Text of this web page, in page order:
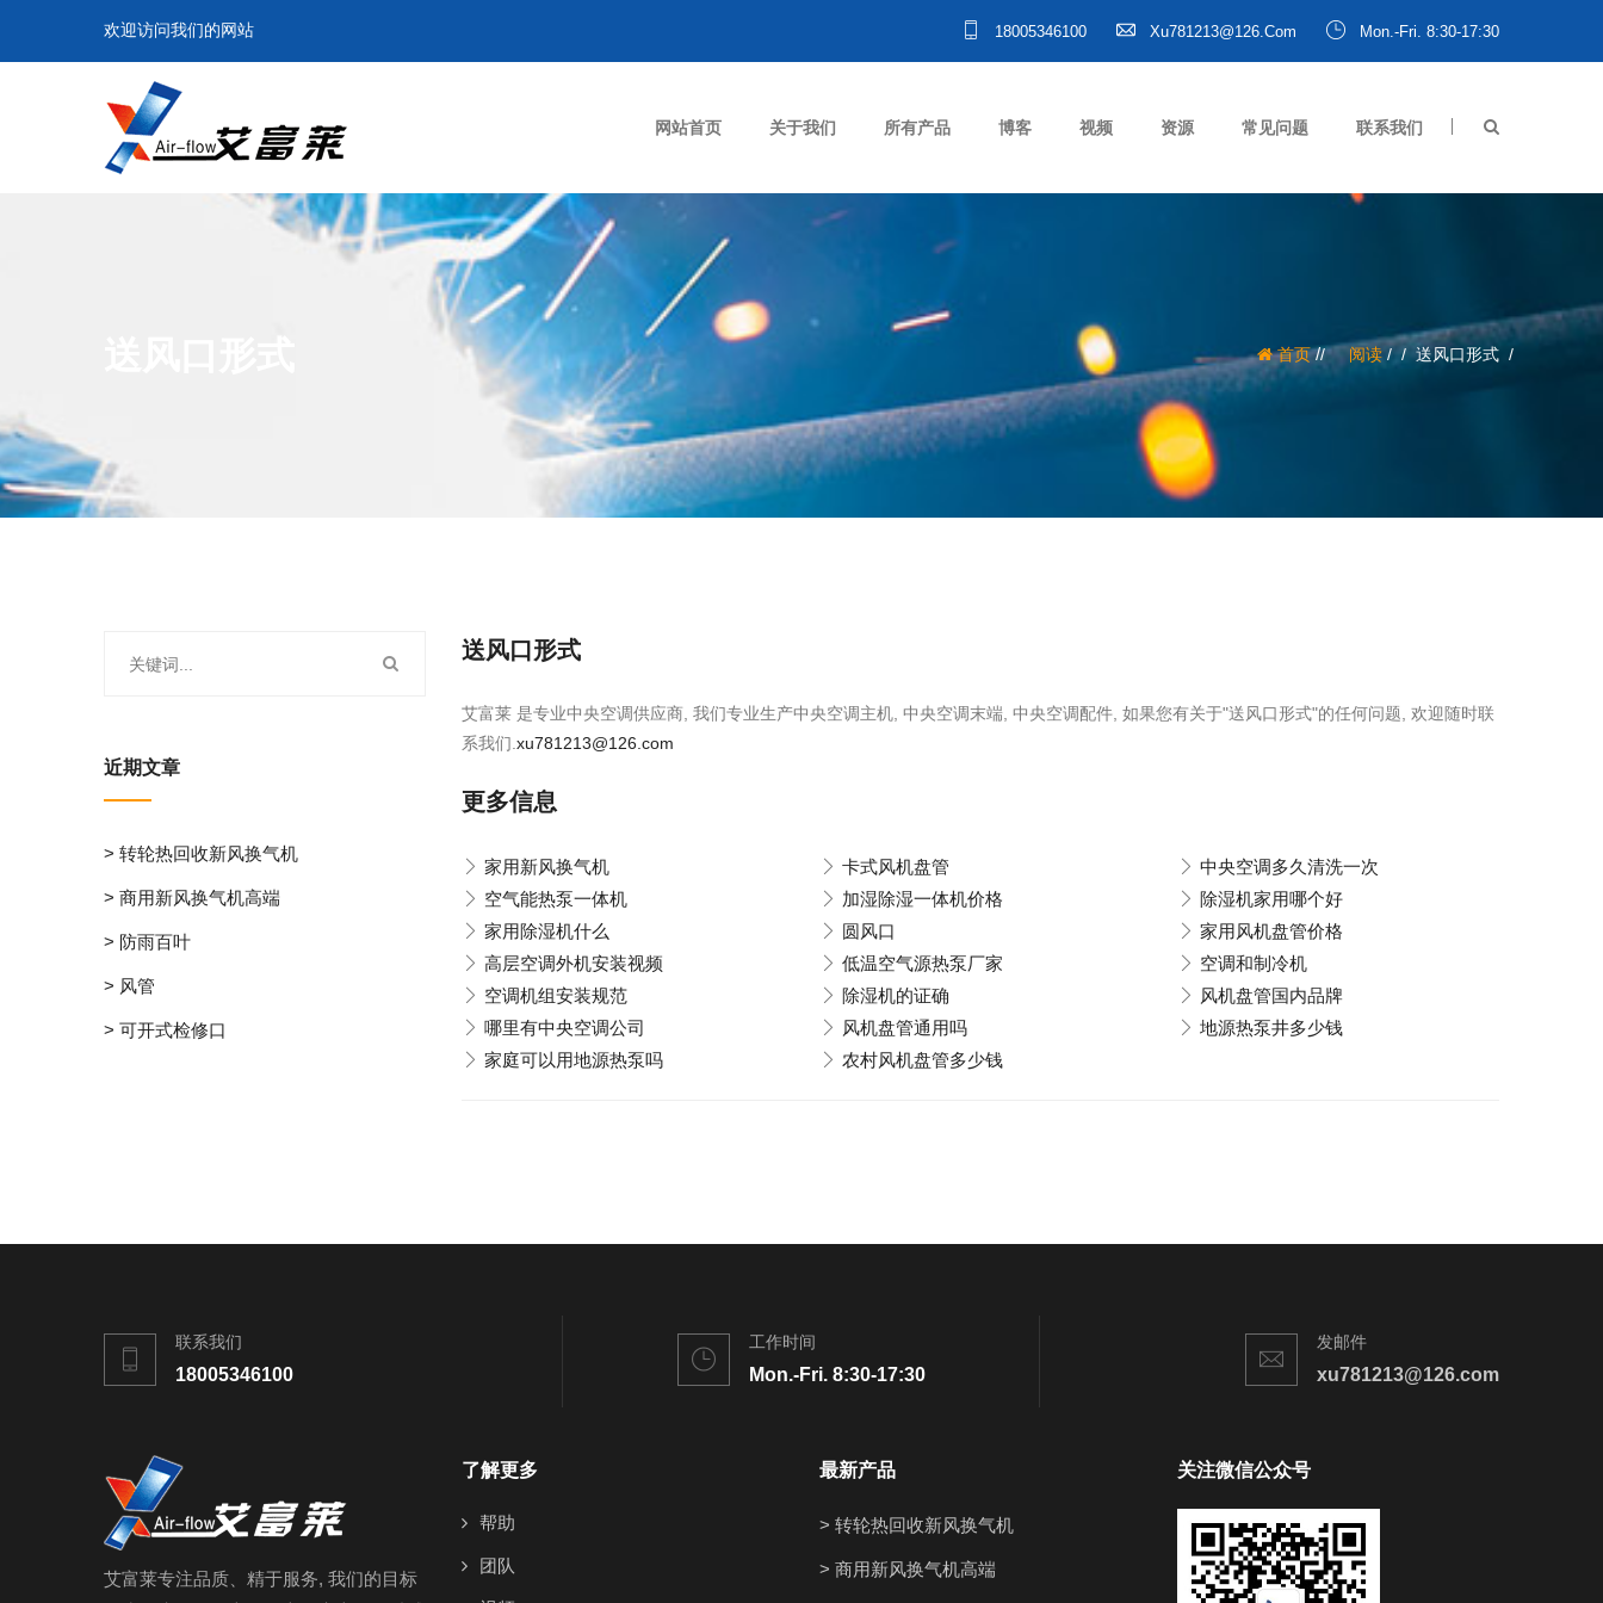
欢迎访问我们的网站 18005346100 Xu781213@126.com Mon.-Fri. 8:30-17:30
网站首页 关于我们 所有产品 博客 视频 资源 常见问题 联系我们
首页/ 阅读/ 送风口形式
送风口形式
艾富莱 是专业中央空调供应商, 我们专业生产中央空调主机, 中央空调末端, 中央空调配件, 如果您有关于"送风口形式"的任何问题, 欢迎随时联
系我们. xu781213@126.com
更多信息
家用新风换气机 卡式风机盘管
中央空调多久清洗一次
空气能热泵一体机
加湿除湿一体机价格
除湿机家用哪个好
家用除湿机什么
圆风口
家用风机盘管价格
高层空调外机安装视频
低温空气源热泵厂家
空调和制冷机
空调机组安装规范
除湿机的证确
风机盘管国内品牌
哪里有中央空调公司
风机盘管通用吗
地源热泵井多少钱
家庭可以用地源热泵吗
农村风机盘管多少钱
近期文章
> 转轮热回收新风换气机
> 商用新风换气机高端
> 防雨百叶
> 风管
> 可开式检修口
联系我们
18005346100
工作时间
Mon.-Fri. 8:30-17:30
发邮件
xu781213@126.com
艾富莱专注品质、精于服务, 我们的目标
了解更多
帮助
团队
最新产品
> 转轮热回收新风换气机
> 商用新风换气机高端
关注微信公众号